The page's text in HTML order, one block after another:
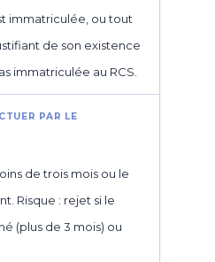
immatriculée, ou tout
de son existence
immatriculée au RCS.
de trois mois ou le
Risque : rejet si le
(plus de 3 mois) ou